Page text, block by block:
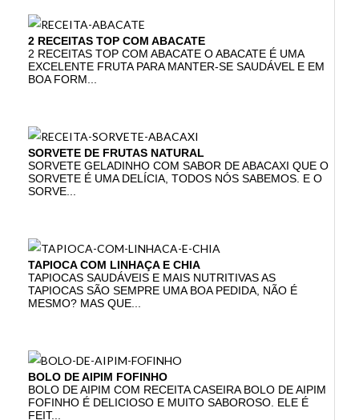
2 RECEITAS TOP COM ABACATE
2 RECEITAS TOP COM ABACATE O ABACATE É UMA
EXCELENTE FRUTA PARA MANTER-SE SAUDÁVEL E EM
BOA FORM...
SORVETE DE FRUTAS NATURAL
SORVETE GELADINHO COM SABOR DE ABACAXI QUE O
SORVETE É UMA DELÍCIA, TODOS NÓS SABEMOS. E O
SORVE...
TAPIOCA COM LINHAÇA E CHIA
TAPIOCAS SAUDÁVEIS E MAIS NUTRITIVAS AS
TAPIOCAS SÃO SEMPRE UMA BOA PEDIDA, NÃO É
MESMO? MAS QUE...
BOLO DE AIPIM FOFINHO
BOLO DE AIPIM COM RECEITA CASEIRA BOLO DE AIPIM
FOFINHO É DELICIOSO E MUITO SABOROSO. ELE É
FEIT...